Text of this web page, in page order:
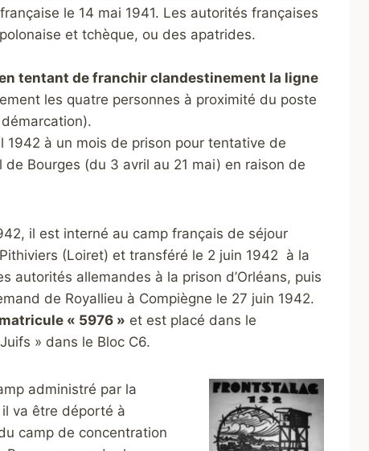
le 14 mai 1941. Les autorités françaises
et tchèque, ou des apatrides.
tentant de franchir clandestinement la ligne
les quatre personnes à proximité du poste
à un mois de prison pour tentative de
Bourges (du 3 avril au 21 mai) en raison de
il est interné au campfrançais de séjour
(Loiret) et transféré le 2 juin 1942 à la
autorités allemandes à la prison d’Orléans, puis
de Royallieu à Compiègne le 27 juin 1942.
matricule « 5976 » et est placé dans le
» dans le Bloc C6.
administré par la
va être déporté à
camp de concentration